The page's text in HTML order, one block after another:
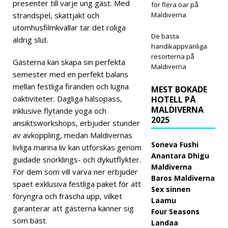
amo
Hote
Mald
ives
lanse
rar
presenter till varje ung gäst. Med
strandspel, skattjakt och
utomhusfilmkvällar tar det roliga
aldrig slut.
Gästerna kan skapa sin perfekta
semester med en perfekt balans
mellan festliga firanden och lugna
öaktiviteter. Dagliga hälsopass,
inklusive flytande yoga och
ansiktsworkshops, erbjuder stunder
av avkoppling, medan Maldivernas
livliga marina liv kan utforskas genom
guidade snorklings- och dykutflykter.
För dem som vill varva ner erbjuder
spaet exklusiva festliga paket för att
föryngra och fräscha upp, vilket
garanterar att gästerna känner sig
som bäst.
för flera öar på
Maldiverna
De bästa
handikappvänliga
resorterna på
Maldiverna
MEST BOKADE
HOTELL PÅ
MALDIVERNA
2025
Soneva Fushi
Anantara Dhigu
Maldiverna
Baros Maldiverna
Sex sinnen
Laamu
Four Seasons
Landaa